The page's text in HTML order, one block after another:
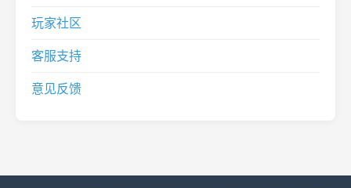
玩家社区
客服支持
意见反馈